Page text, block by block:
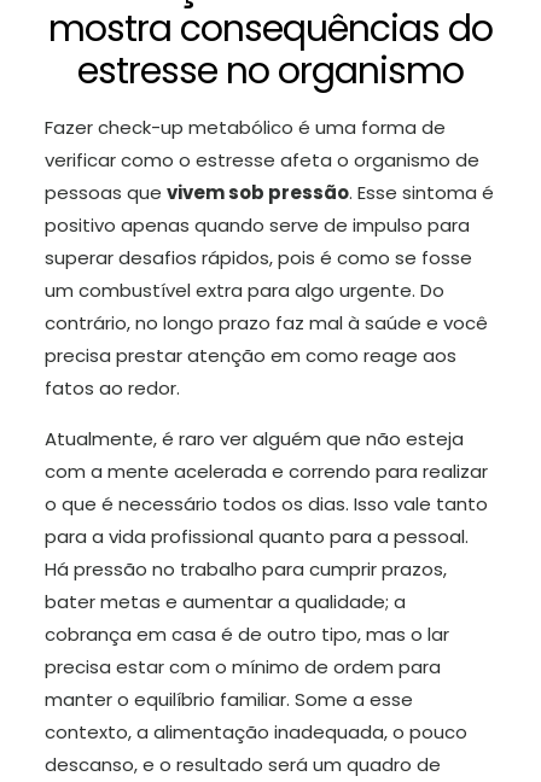
mostra consequências do
estresse no organismo
Fazer check-up metabólico é uma forma de
verificar como o estresse afeta o organismo de
pessoas que vivem sob pressão. Esse sintoma é
positivo apenas quando serve de impulso para
superar desafios rápidos, pois é como se fosse
um combustível extra para algo urgente. Do
contrário, no longo prazo faz mal à saúde e você
precisa prestar atenção em como reage aos
fatos ao redor.
Atualmente, é raro ver alguém que não esteja
com a mente acelerada e correndo para realizar
o que é necessário todos os dias. Isso vale tanto
para a vida profissional quanto para a pessoal.
Há pressão no trabalho para cumprir prazos,
bater metas e aumentar a qualidade; a
cobrança em casa é de outro tipo, mas o lar
precisa estar com o mínimo de ordem para
manter o equilíbrio familiar. Some a esse
contexto, a alimentação inadequada, o pouco
descanso, e o resultado será um quadro de